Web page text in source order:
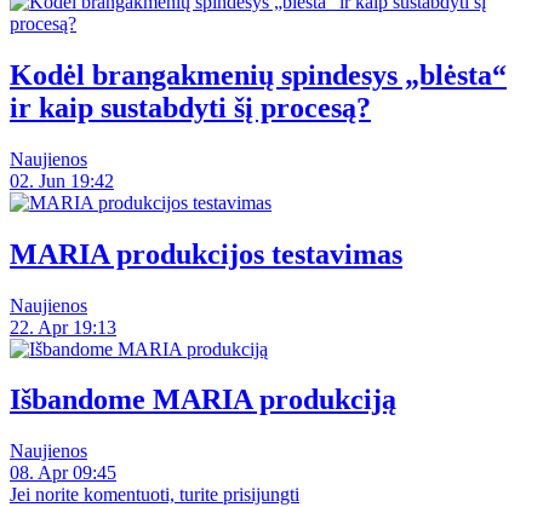
Kodėl brangakmenių spindesys „blėsta“
ir kaip sustabdyti šį procesą?
Naujienos
02. Jun 19:42
MARIA produkcijos testavimas
Naujienos
22. Apr 19:13
Išbandome MARIA produkciją
Naujienos
08. Apr 09:45
Jei norite komentuoti, turite prisijungti